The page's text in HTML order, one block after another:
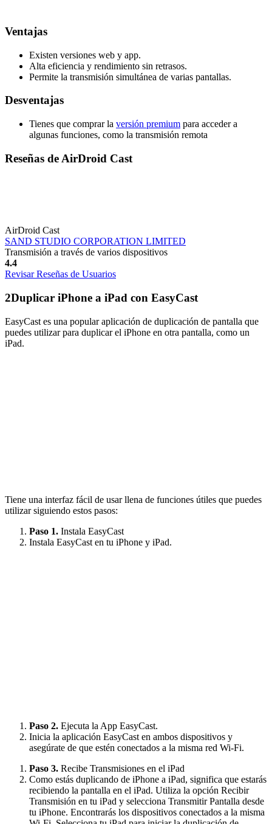
Ventajas
Existen versiones web y app.
Alta eficiencia y rendimiento sin retrasos.
Permite la transmisión simultánea de varias pantallas.
Desventajas
Tienes que comprar la versión premium para acceder a
algunas funciones, como la transmisión remota
Reseñas de AirDroid Cast
AirDroid Cast
SAND STUDIO CORPORATION LIMITED
Transmisión a través de varios dispositivos
4.4
Revisar Reseñas de Usuarios
2Duplicar iPhone a iPad con EasyCast
EasyCast es una popular aplicación de duplicación de pantalla que
puedes utilizar para duplicar el iPhone en otra pantalla, como un
iPad.
Tiene una interfaz fácil de usar llena de funciones útiles que puedes
utilizar siguiendo estos pasos:
Paso 1. Instala EasyCast
Instala EasyCast en tu iPhone y iPad.
Paso 2. Ejecuta la App EasyCast.
Inicia la aplicación EasyCast en ambos dispositivos y
asegúrate de que estén conectados a la misma red Wi-Fi.
Paso 3. Recibe Transmisiones en el iPad
Como estás duplicando de iPhone a iPad, significa que estarás
recibiendo la pantalla en el iPad. Utiliza la opción Recibir
Transmisión en tu iPad y selecciona Transmitir Pantalla desde
tu iPhone. Encontrarás los dispositivos conectados a la misma